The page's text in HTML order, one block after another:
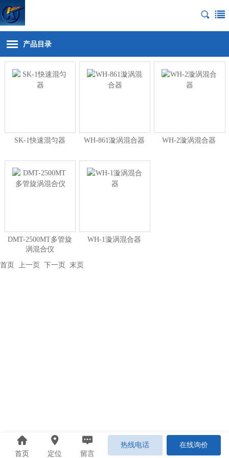
产品目录
SK-1快速混匀器 WH-861漩涡混合器 WH-2漩涡混合器
DMT-2500MT多管旋
涡混合仪
WH-1漩涡混合器
首页 上一页 下一页 末页
首页 定位 留言
热线电话 在线询价